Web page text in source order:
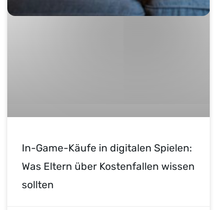
In-Game-Käufe in digitalen Spielen:
Was Eltern über Kostenfallen wissen
sollten